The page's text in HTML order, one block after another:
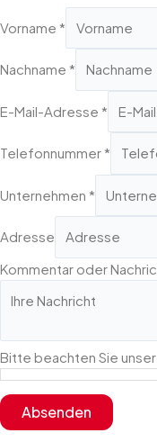
Vorname *
Nachname *
E-Mail-Adresse *
Telefonnummer *
Unternehmen *
Adresse
Kommentar oder
Unternehmen
oder
Nachname
Bitte beachten Sie
Absenden